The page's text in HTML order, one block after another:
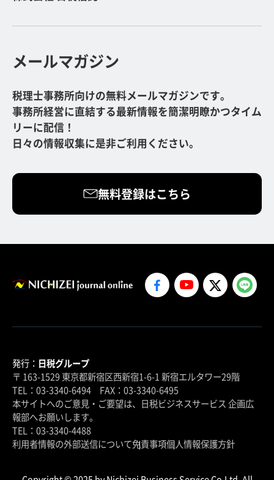
メールマガジン
税理士事務所向けの無料メールマガジンです。
事務所経営に直結する最新情報を簡潔明瞭かつタイム
リーに配信！
日々の情報収集に是非ご利用ください。
無料登録はこちら
発行： 日税グループ
〒 163-1529 東京都新宿区西新宿1-6-1 新宿エルタワー29階
TEL：03-3340-6494 FAX：03-3340-6495
本サイトへのご意見・ご要望は、日税ビジネスサービス 企画広
報部へお願いします。
TEL：03-3340-4488
利用者情報の外部送信について免責事項個人情報保護方針